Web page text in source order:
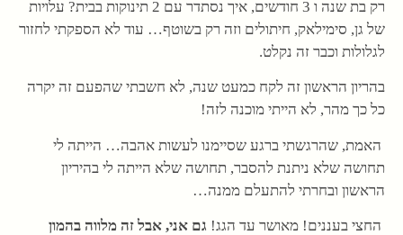
רק בת שנה ו 3 חודשים, איך נסתדר עם 2 תינוקות בבית? עלויות
של גן, סימילאק, חיתולים וזה רק בשוטף… עוד לא הספקתי לחזור
לגלולות וכבר זה נקלט.
בהריון הראשון זה לקח כמעט שנה, לא חשבתי שהפעם זה יקרה
כל כך מהר, לא הייתי מוכנה לזה!
האמת, שהרגשתי ברגע שסיימנו לעשות אהבה… הייתה לי
תחושה שלא ניתנת להסבר, תחושה שלא הייתה לי בהיריון
הראשון ובחרתי להתעלם ממנה…
החצי בעננים! מאושר עד הגג! גם אני, אבל זה מלווה בהמון